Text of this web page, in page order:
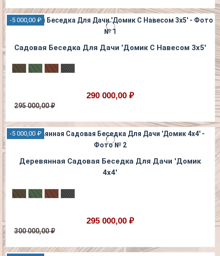
-5 000,00 ₽
Садовая Беседка Для Дачи 'Домик С Навесом 3х5'
290 000,00 ₽
295 000,00 ₽
-5 000,00 ₽
Деревянная Садовая Беседка Для Дачи 'Домик
4х4'
295 000,00 ₽
300 000,00 ₽